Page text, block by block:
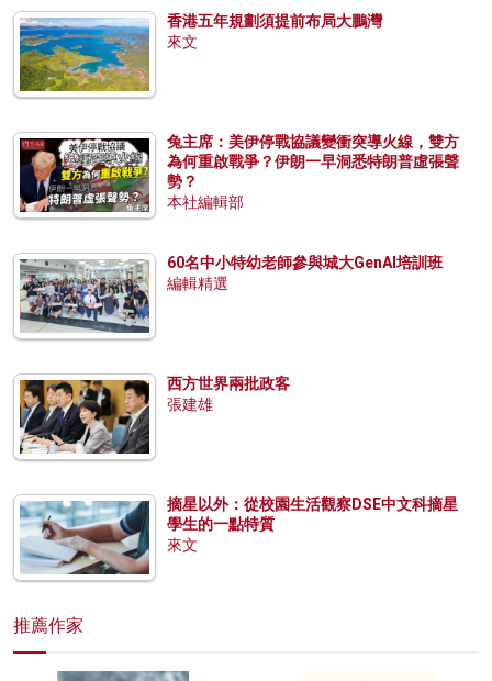
香港五年規劃須提前布局大鵬灣
來文
兔主席：美伊停戰協議變衝突導火線，雙方
為何重啟戰爭？伊朗一早洞悉特朗普虛張聲
勢？
本社編輯部
60名中小特幼老師參與城大GenAI培訓班
編輯精選
西方世界兩批政客
張建雄
摘星以外：從校園生活觀察DSE中文科摘星
學生的一點特質
來文
推薦作家